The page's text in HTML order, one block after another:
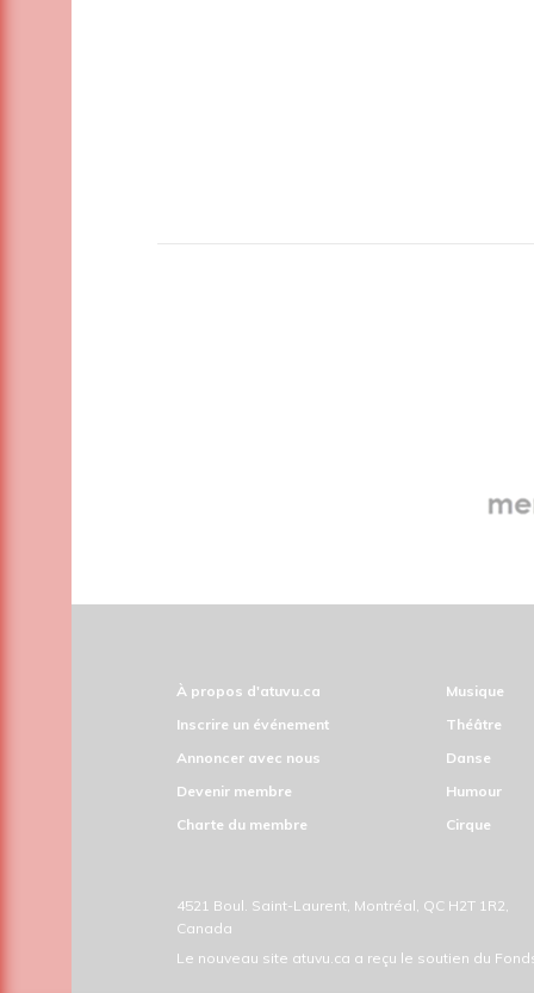
À propos d'atuvu.ca
Inscrire un événement
Annoncer avec nous
Devenir membre
Charte du membre
Musique
Théâtre
Danse
Humour
Cirque
4521 Boul. Saint-Laurent, Montréal, QC H2T 1R2,
Canada
Le nouveau site atuvu.ca a reçu le soutien du